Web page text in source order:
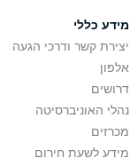
מידע כללי
יצירת קשר ודרכי הגעה
אלפון
דרושים
נהלי האוניברסיטה
מכרזים
מידע לשעת חירום